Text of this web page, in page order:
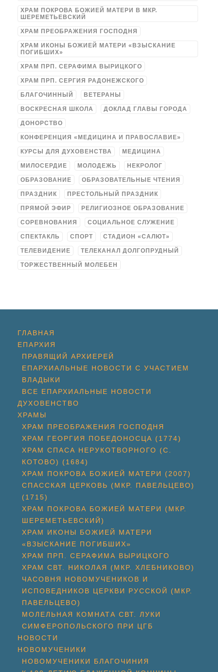
ХРАМ ПОКРОВА БОЖИЕЙ МАТЕРИ В МКР.
ШЕРЕМЕТЬЕВСКИЙ
ХРАМ ПРЕОБРАЖЕНИЯ ГОСПОДНЯ
ХРАМ ИКОНЫ БОЖИЕЙ МАТЕРИ «ВЗЫСКАНИЕ
ПОГИБШИХ»
ХРАМ ПРП. СЕРАФИМА ВЫРИЦКОГО
ХРАМ ПРП. СЕРГИЯ РАДОНЕЖСКОГО
БЛАГОЧИННЫЙ ВЕТЕРАНЫ
ВОСКРЕСНАЯ ШКОЛА ДОКЛАД ГЛАВЫ ГОРОДА
ДОНОРСТВО
КОНФЕРЕНЦИЯ «МЕДИЦИНА И ПРАВОСЛАВИЕ»
КУРСЫ ДЛЯ ДУХОВЕНСТВА МЕДИЦИНА
МИЛОСЕРДИЕ МОЛОДЕЖЬ НЕКРОЛОГ
ОБРАЗОВАНИЕ ОБРАЗОВАТЕЛЬНЫЕ ЧТЕНИЯ
ПРАЗДНИК ПРЕСТОЛЬНЫЙ ПРАЗДНИК
ПРЯМОЙ ЭФИР РЕЛИГИОЗНОЕ ОБРАЗОВАНИЕ
СОРЕВНОВАНИЯ СОЦИАЛЬНОЕ СЛУЖЕНИЕ
СПЕКТАКЛЬ СПОРТ СТАДИОН «САЛЮТ»
ТЕЛЕВИДЕНИЕ ТЕЛЕКАНАЛ ДОЛГОПРУДНЫЙ
ТОРЖЕСТВЕННЫЙ МОЛЕБЕН
ГЛАВНАЯ
ЕПАРХИЯ
ПРАВЯЩИЙ АРХИЕРЕЙ
ЕПАРХИАЛЬНЫЕ НОВОСТИ С УЧАСТИЕМ
ВЛАДЫКИ
ВСЕ ЕПАРХИАЛЬНЫЕ НОВОСТИ
ДУХОВЕНСТВО
ХРАМЫ
ХРАМ ПРЕОБРАЖЕНИЯ ГОСПОДНЯ
ХРАМ ГЕОРГИЯ ПОБЕДОНОСЦА (1774)
ХРАМ СПАСА НЕРУКОТВОРНОГО (С.
КОТОВО) (1684)
ХРАМ ПОКРОВА БОЖИЕЙ МАТЕРИ (2007)
СПАССКАЯ ЦЕРКОВЬ (МКР. ПАВЕЛЬЦЕВО)
(1715)
ХРАМ ПОКРОВА БОЖИЕЙ МАТЕРИ (МКР.
ШЕРЕМЕТЬЕВСКИЙ)
ХРАМ ИКОНЫ БОЖИЕЙ МАТЕРИ
«ВЗЫСКАНИЕ ПОГИБШИХ»
ХРАМ ПРП. СЕРАФИМА ВЫРИЦКОГО
ХРАМ СВТ. НИКОЛАЯ (МКР. ХЛЕБНИКОВО)
ЧАСОВНЯ НОВОМУЧЕНИКОВ И
ИСПОВЕДНИКОВ ЦЕРКВИ РУССКОЙ (МКР.
ПАВЕЛЬЦЕВО)
МОЛЕЛЬНАЯ КОМНАТА СВТ. ЛУКИ
СИМФЕРОПОЛЬСКОГО ПРИ ЦГБ
НОВОСТИ
НОВОМУЧЕНИКИ
НОВОМУЧЕНИКИ БЛАГОЧИНИЯ